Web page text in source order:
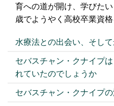
育への道が開け、学びた
歳でようやく高校卒業資格
水療法との出会い、そし
セバスチャン・クナイプ
れていたのでしょうか
セバスチャン・クナイプ